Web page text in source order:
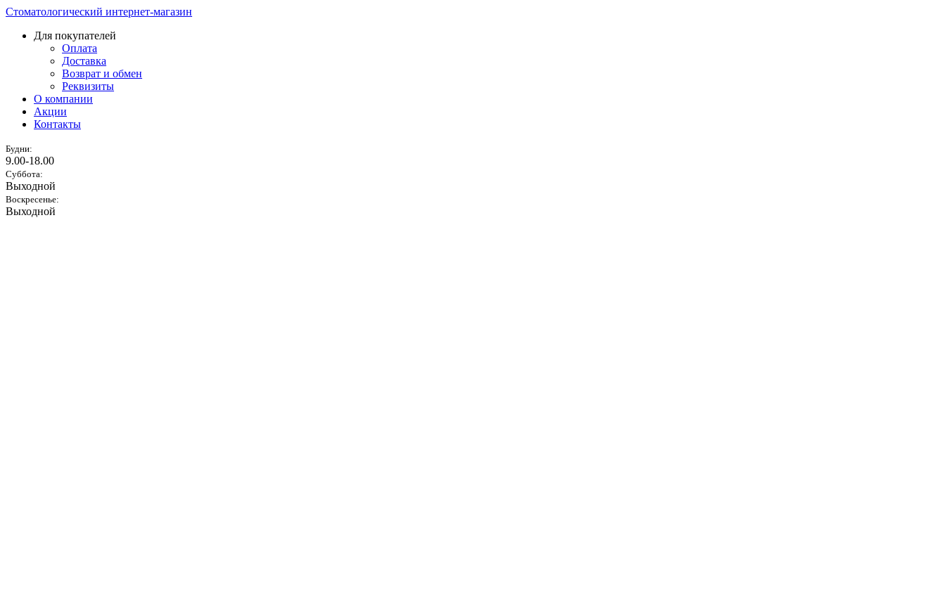
Стоматологический интернет-магазин
Для покупателей
Оплата
Доставка
Возврат и обмен
Реквизиты
О компании
Акции
Контакты
Будни:
9.00-18.00
Суббота:
Выходной
Воскресенье:
Выходной